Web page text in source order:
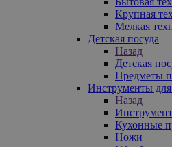
Крупная
Мелкая
Детская посуда
Назад
Детская
Предметы
Инструменты
Назад
Кухонные
Ножи